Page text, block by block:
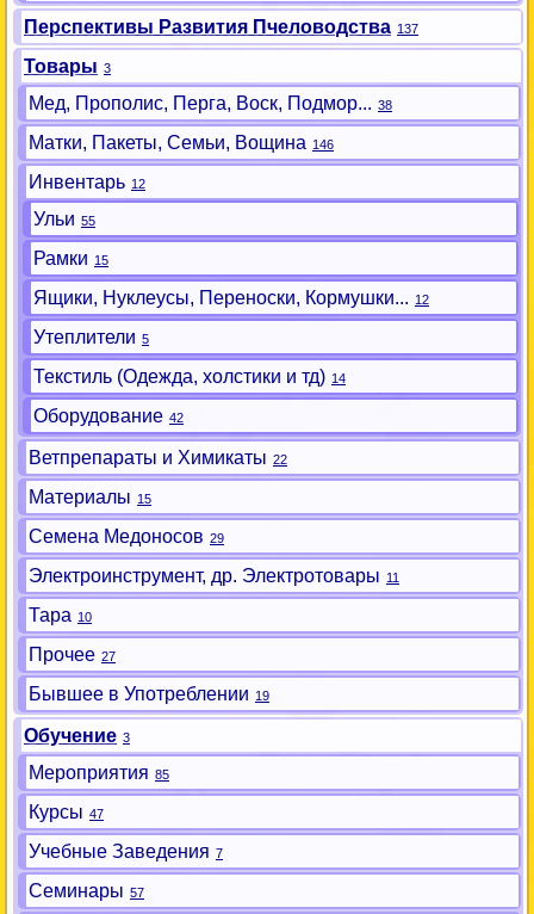
Перспективы Развития Пчеловодства 137
Товары 3
Мед, Прополис, Перга, Воск, Подмор... 38
Матки, Пакеты, Семьи, Вощина 146
Инвентарь 12
Ульи 55
Рамки 15
Ящики, Нуклеусы, Переноски, Кормушки... 12
Утеплители 5
Текстиль (Одежда, холстики и тд) 14
Оборудование 42
Ветпрепараты и Химикаты 22
Материалы 15
Семена Медоносов 29
Электроинструмент, др. Электротовары 11
Тара 10
Прочее 27
Бывшее в Употреблении 19
Обучение 3
Мероприятия 85
Курсы 47
Учебные Заведения 7
Семинары 57